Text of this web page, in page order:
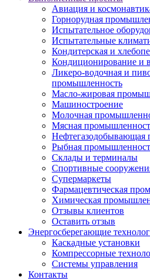
Авиация и
Горнорудная
Испытательное
Испытательные
Кондитерская и
Кондиционирование и
Ликеро-водочная и
промышленность
Масло-жировая
Машиностроение
Молочная
Мясная
Нефтегазодобывающая
Рыбная
Склады и терминалы
Спортивные
Супермаркеты
Фармацевтическая
Химическая
Отзывы клиентов
Оставить отзыв
Энергосберегающие
Каскадные установки
Компрессорные
Системы управления
Контакты